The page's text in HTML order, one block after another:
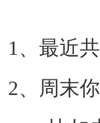
1 、最近
2、周末